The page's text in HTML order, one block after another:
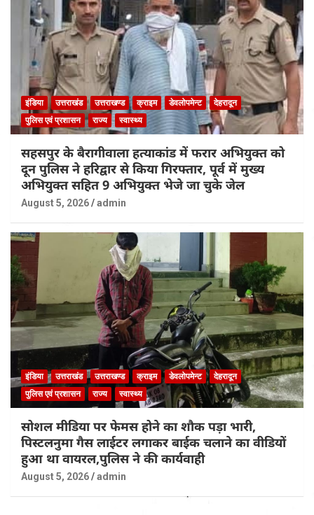
इंडिया उत्तराखंड उत्तराखण्ड क्राइम डेवलोपमेन्ट
देहरादून
पुलिस एवं प्रशासन
राज्य स्वास्थ्य
सहसपुर के बैरागीवाला हत्याकांड में फरार अभियुक्त को
दून पुलिस ने हरिद्वार से किया गिरफ्तार, पूर्व में मुख्य
अभियुक्त सहित 9 अभियुक्त भेजे जा चुके जेल
August 5, 2026 admin
इंडिया उत्तराखंड उत्तराखण्ड क्राइम डेवलोपमेन्ट
देहरादून
पुलिस एवं प्रशासन
राज्य स्वास्थ्य
सोशल मीडिया पर फेमस होने का शौक पड़ा भारी,
पिस्टलनुमा गैस लाईटर लगाकर बाईक चलाने का वीडियों
हुआ था वायरल,पुलिस ने की कार्यवाही
August 5, 2026 admin